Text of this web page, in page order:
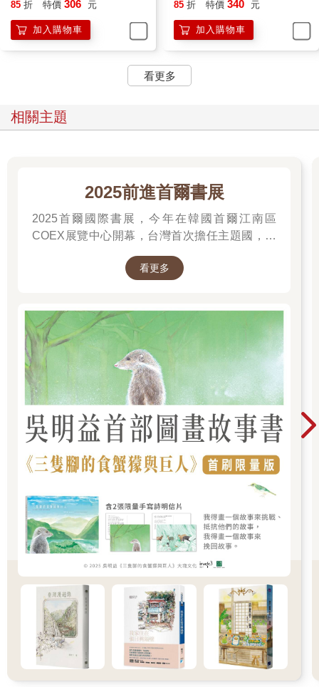
雖然蒼白，但不同於青蛙、魚，或是蜥蜴。真要說的話，像是介
於人類嬰兒的肌膚與內臟的表皮之間。當他浸泡在茶碗的溫水中
時，也許是想起待在母親胎內時的感覺，他一副享受沉醉的模
樣。雖然有不少人是為了泡湯而踏上旅程，但我萬萬沒想到，連
胎兒也這麼喜歡泡湯。為了不讓他在溫水中沒頂，我以手指支撐
他的身體。只要叫一聲「喂」，他就會扭動身軀，抱住我的手
將他放進懷中，或是握在手中時，碰觸胎兒的部位會覺得無比溫
暖。連續兩週和他一同生活後，我開始覺得他很惹人憐愛。
他是我有生以來的第一個家人。從我懂事起，父母便已雙亡，家
過今後會和誰一起生活，不過，日後若是有家人，會是什麼感
時，我心中湧現一股過去從未體驗過的溫暖。
胎兒在我捲成一團的舊衣服裡度過一天。我因為剛好有事，將他
內找尋我。但他雖然長得像菜蟲，身子卻無法伸縮前進。當他從
床舖的舊衣裡滾出時，總會耗盡全身的力氣。我將他拾起，朝他
嬌小的身軀吹氣，他似乎明白是我回來了，開心地扭動身軀。
正因為這樣，我決定日後出門時，要盡可能將他放進我的衣襟
裡，帶他一起走。有時他會在我衣服裡排泄，不過胎兒只喝米
湯，所以沒有臭味，我也不覺得髒。
某天，我與友人出外遊玩，一併將胎兒放進衣服裡，與我隨行。
當我在蕎麥麵店喝酒時，胎兒在我肚子附近靜靜安眠，但是當那
位朋友邀我一起賭博時，胎兒開始頻頻攢動。
我雖然從未與人賭博，但由於先前與和泉蠟庵一同旅行，攢了些
錢，所以我心想，偶爾玩玩也不壞。友人帶我來到市町外郊一座
荒屋的二樓。有五名男子在點著燭火的房間裡擲骰子。因為是賭
博，本以為聚賭的會是一些長得滿臉橫肉的傢伙，但此時在房內
的人，感覺氣質與我和和泉蠟庵相仿，看起來都像老實人，於是
我也鬆了口氣。
骰子丟進碗裡，經過一番晃動後，覆在地上。眾人猜測骰子的點
數下注。當我全神貫注投入賭局中時，胎兒從我衣服的縫隙滾
落，就落在那覆蓋在地上的茶碗旁。男子們見到這個像內臟般的
東西突然冒出，為之一驚。我向他們解釋，說這東西是還沒變成
嬰兒的胎兒，理應待在母親胎內。男子們喚來待在房裡的同伴，
擠在一起爭相看這個白色胎兒，就像在看什麼神奇的東西似的。
接著重開賭局，骰子開盤的結果，有輸有贏，不知不覺間，我錢
包裡的銀兩全輸光了。先前與和泉蠟庵一同旅行賺來的錢，經過
當天這麼一賭，轉眼成空。我將胎兒抱在懷中，步出荒屋時，外
85 折 特價 306 元
加入購物車
85 折 特價 340 元
加入購物車
看更多
相關主題
2025前進首爾書展
2025首爾國際書展，今年在韓國首爾江南區
COEX展覽中心開幕，台灣首次擔任主題國，有
二十多位跨領域台灣作家前往參展，一起來回顧
他們的作品，並共享參展喜悅。
看更多